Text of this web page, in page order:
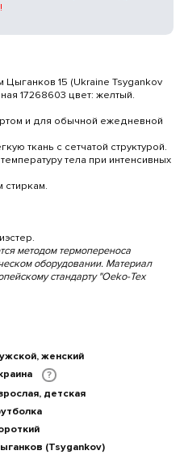
15 (Ukraine Tsygankov
17268603 цвет: желтый.
и для обычной ежедневной
ткань с сетчатой структурой.
тела при интенсивных
стиркам.
методом термопереноса
оборудовании. Материал
стандарту "Oeko-Tex
женский
?
детская
(Tsygankov)